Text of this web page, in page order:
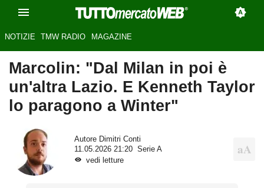
NOTIZIE TMW RADIO MAGAZINE
Marcolin: "Dal Milan in poi è
un'altra Lazio. E Kenneth Taylor
lo paragono a Winter"
Autore Dimitri Conti
11.05.2026 21:20
Serie A
vedi letture